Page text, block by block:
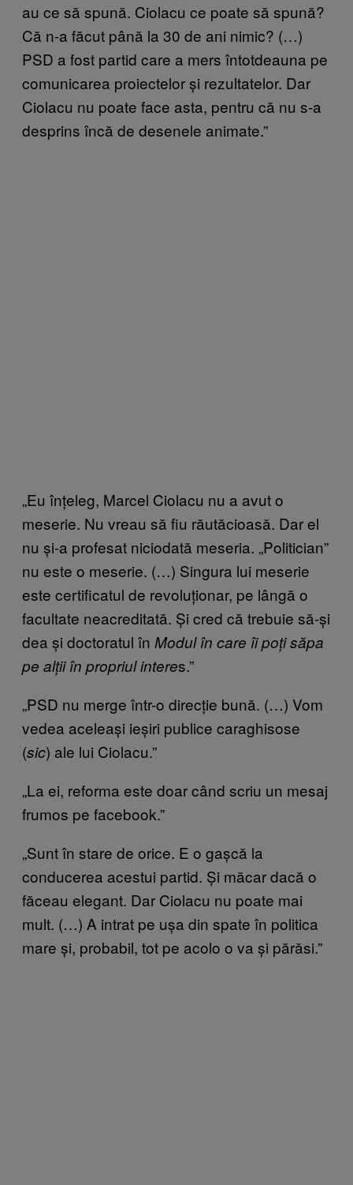
au ce să spună. Ciolacu ce poate să spună?
Că n-a făcut până la 30 de ani nimic? (…)
PSD a fost partid care a mers întotdeauna pe
comunicarea proiectelor și rezultatelor. Dar
Ciolacu nu poate face asta, pentru că nu s-a
desprins încă de desenele animate.”
„Eu înțeleg, Marcel Ciolacu nu a avut o
meserie. Nu vreau să fiu răutăcioasă. Dar el
nu și-a profesat niciodată meseria. „Politician”
nu este o meserie. (…) Singura lui meserie
este certificatul de revoluționar, pe lângă o
facultate neacreditată. Și cred că trebuie să-și
dea și doctoratul în Modul în care îi poți săpa
pe alții în propriul interes.”
„PSD nu merge într-o direcție bună. (…) Vom
vedea aceleași ieșiri publice caraghisose
(sic) ale lui Ciolacu.”
„La ei, reforma este doar când scriu un mesaj
frumos pe facebook.”
„Sunt în stare de orice. E o gașcă la
conducerea acestui partid. Și măcar dacă o
făceau elegant. Dar Ciolacu nu poate mai
mult. (…) A intrat pe ușa din spate în politica
mare și, probabil, tot pe acolo o va și părăsi.”